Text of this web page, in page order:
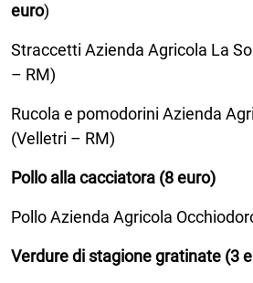
euro)
Straccetti Azienda Agricola La
– RM)
Rucola e pomodorini Azienda
(Velletri – RM)
Pollo alla cacciatora (8 euro)
Pollo Azienda Agricola
Verdure di stagione gratinate (3